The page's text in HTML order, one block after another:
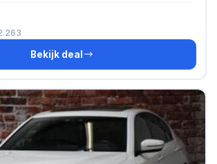
Bekijk deal